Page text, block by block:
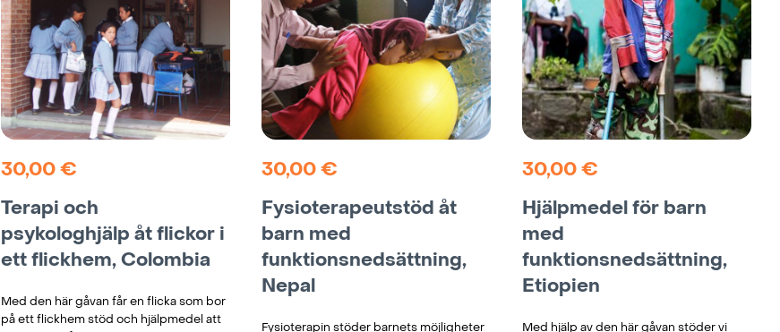
30,00€
Terapi och
psykologhjälp åt flickor i
ett flickhem, Colombia
Med den här gåvan får en flicka som bor
på ett flickhem stöd och hjälpmedel att
30,00€
Fysioterapeutstöd åt
barn med
funktionsnedsättning,
Nepal
Fysioterapin stöder barnets möjligheter
30,00€
Hjälpmedel för barn
med
funktionsnedsättning,
Etiopien
Med hjälp av den här gåvan stöder vi